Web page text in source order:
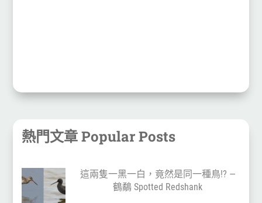
熱門文章 Popular Posts
這兩隻一黑一白，竟然是同一種鳥!? —
鶴鷸 Spotted Redshank